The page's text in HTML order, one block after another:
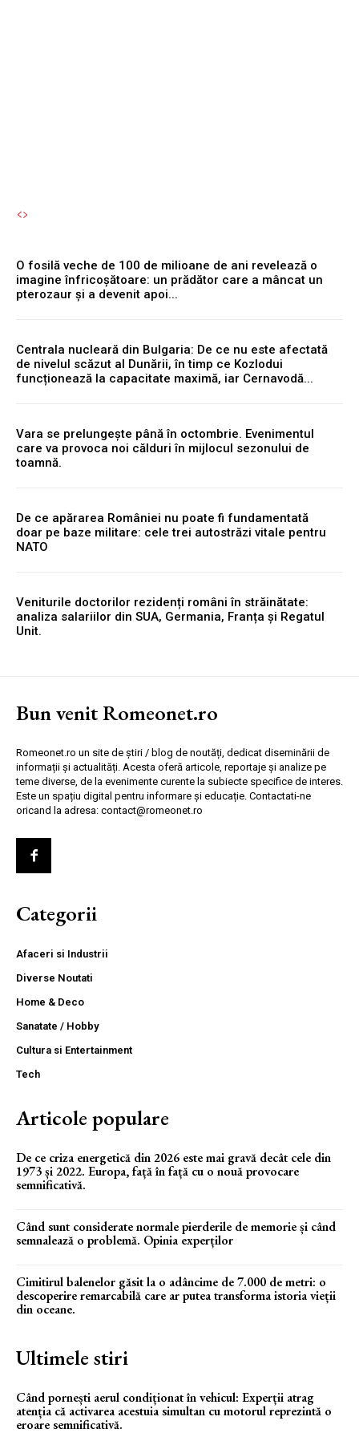
O fosilă veche de 100 de milioane de ani revelează o
imagine înfricoșătoare: un prădător care a mâncat un
pterozaur și a devenit apoi...
Centrala nucleară din Bulgaria: De ce nu este afectată
de nivelul scăzut al Dunării, în timp ce Kozlodui
funcționează la capacitate maximă, iar Cernavodă...
Vara se prelungește până în octombrie. Evenimentul
care va provoca noi călduri în mijlocul sezonului de
toamnă.
De ce apărarea României nu poate fi fundamentată
doar pe baze militare: cele trei autostrăzi vitale pentru
NATO
Veniturile doctorilor rezidenți români în străinătate:
analiza salariilor din SUA, Germania, Franța și Regatul
Unit.
Bun venit Romeonet.ro
Romeonet.ro un site de știri / blog de noutăți, dedicat diseminării de
informații și actualități. Acesta oferă articole, reportaje și analize pe
teme diverse, de la evenimente curente la subiecte specifice de interes.
Este un spațiu digital pentru informare și educație. Contactati-ne
oricand la adresa: contact@romeonet.ro
Categorii
Afaceri si Industrii
Diverse Noutati
Home & Deco
Sanatate / Hobby
Cultura si Entertainment
Tech
Articole populare
De ce criza energetică din 2026 este mai gravă decât cele din
1973 și 2022. Europa, față în față cu o nouă provocare
semnificativă.
Când sunt considerate normale pierderile de memorie și când
semnalează o problemă. Opinia experților
Cimitirul balenelor găsit la o adâncime de 7.000 de metri: o
descoperire remarcabilă care ar putea transforma istoria vieții
din oceane.
Ultimele stiri
Când pornești aerul condiționat în vehicul: Experții atrag
atenția că activarea acestuia simultan cu motorul reprezintă o
eroare semnificativă.